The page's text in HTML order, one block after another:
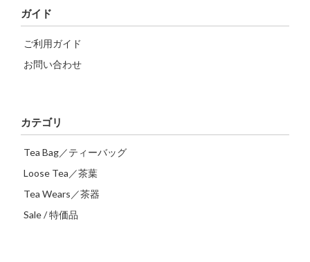
ガイド
ご利用ガイド
お問い合わせ
カテゴリ
Tea Bag／ティーバッグ
Loose Tea／茶葉
Tea Wears／茶器
Sale / 特価品